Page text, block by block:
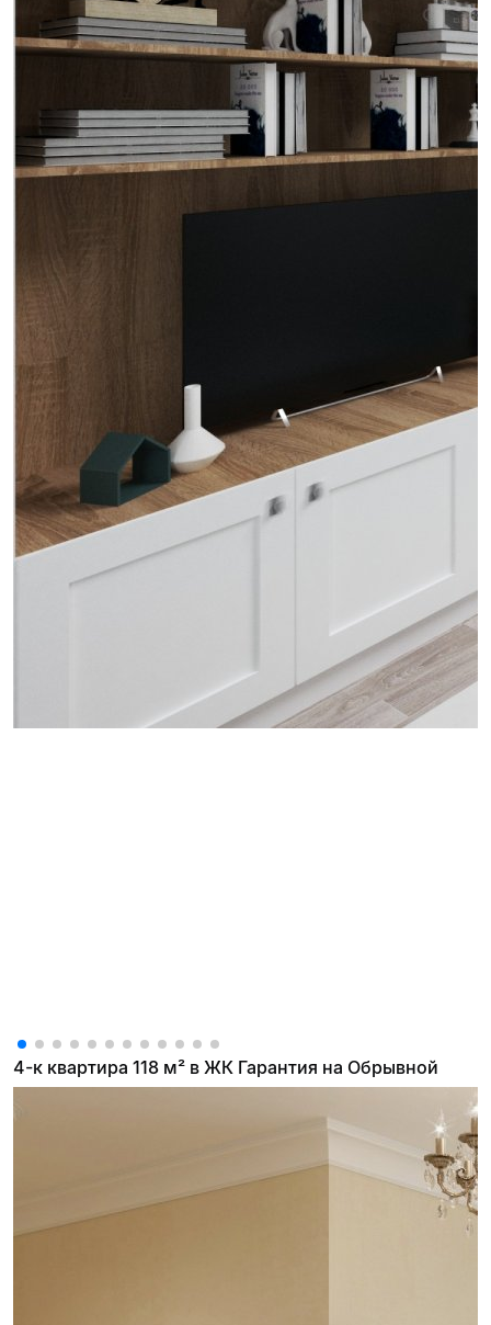
4-к квартира 118 м² в ЖК Гарантия на Обрывной